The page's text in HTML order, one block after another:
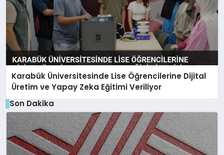
Karabük Üniversitesinde Lise Öğrencilerine Dijital
Üretim ve Yapay Zeka Eğitimi Veriliyor
Son Dakika